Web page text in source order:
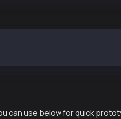
can use below for quick